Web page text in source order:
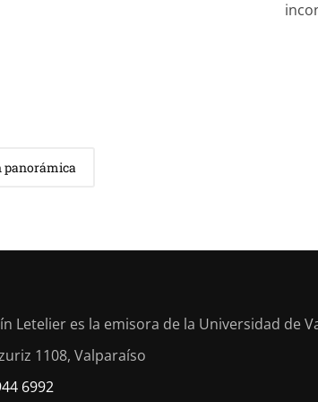
panorámica
Letelier es la emisora de la Universidad de
1108, Valparaíso
6992